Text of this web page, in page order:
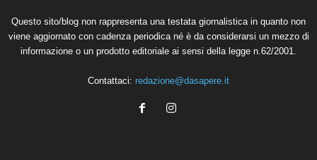
Questo sito/blog non rappresenta una testata giornalistica in quanto non
viene aggiornato con cadenza periodica né è da considerarsi un mezzo di
informazione o un prodotto editoriale ai sensi della legge n.62/2001.
Contattaci: redazione@dasapere.it